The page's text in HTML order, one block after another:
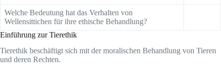
Welche Bedeutung hat das Verhalten von
Wellensittichen für ihre ethische Behandlung?
Einführung zur Tierethik
Tierethik beschäftigt sich mit der moralischen Behandlung von Tieren
und deren Rechten.